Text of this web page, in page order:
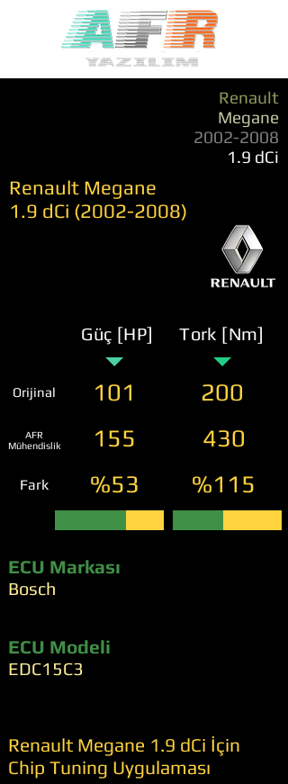
Renault
Megane
2002-2008
1.9 dCi
Renault Megane
1.9 dCi (2002-2008)
Güç [HP] Tork [Nm]
Orijinal 101 200
AFR
Mühendislik
155 430
Fark %53 %115
ECU Markası
Bosch
ECU Modeli
EDC15C3
Renault Megane 1.9 dCi İçin
Chip Tuning Uygulaması